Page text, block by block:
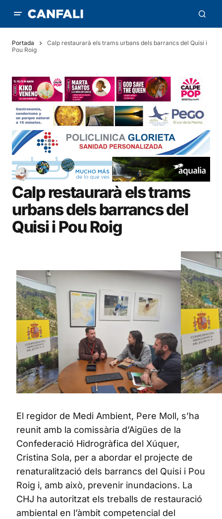
Portada
Calp restaurarà els trams urbans dels barrancs del Quisi i
Pou Roig
Calp restaurarà els trams
urbans dels barrancs del
Quisi i Pou Roig
El regidor de Medi Ambient, Pere Moll, s’ha
reunit amb la comissària d’Aigües de la
Confederació Hidrogràfica del Xúquer,
Cristina Sola, per a abordar el projecte de
renaturalització dels barrancs del Quisi i Pou
Roig i, amb això, prevenir inundacions. La
CHJ ha autoritzat els treballs de restauració
ambiental en l’àmbit competencial del